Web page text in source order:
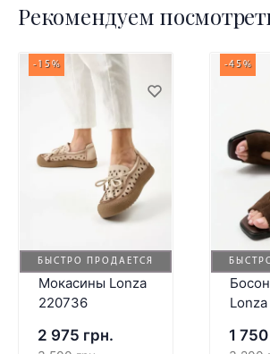
Рекомендуем
БЫСТРО ПРОДАЕТСЯ
-15%
Мокасины Lonza
220736
2 975 грн.
-45%
1